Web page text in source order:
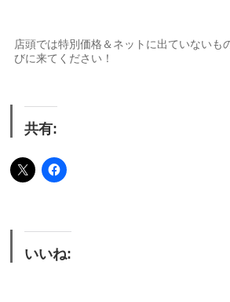
店頭では特別価格＆ネットに出ていないも
びに来てください！
共有:
いいね: